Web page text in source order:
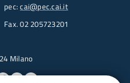
pec:cai@pec.cai.it
Fax. 02 205723201
Milano